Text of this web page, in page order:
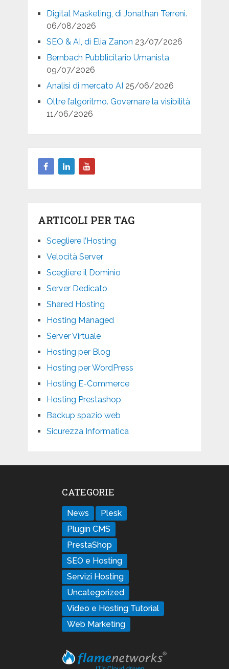
Digital Masketing, di Jonathan Terreni.
06/08/2026
SEO & AI, di Elia Zanon 23/07/2026
Bernbach Pubblicitario Umanista
09/07/2026
Analisi di mercato AI 25/06/2026
Oltre l’algoritmo. Governare la visibilità
11/06/2026
ARTICOLI PER TAG
Scegliere l’Hosting
Velocità Server
Scegliere il Dominio
Server Dedicato
Shared Hosting
Hosting Managed
Server Virtuale
Hosting per Blog
Hosting per WordPress
Hosting E-Commerce
Hosting Prestashop
Backup spazio web
Sicurezza Informatica
CATEGORIE
News
Plesk
Plugin CMS
PrestaShop
SEO e Hosting
Servizi Hosting
Uncategorized
Video e Hosting Tutorial
Web Marketing